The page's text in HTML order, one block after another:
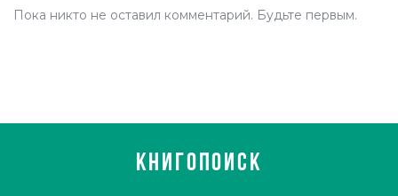
Пока никто не оставил комментарий. Будьте первым.
КНИГОПОИСК